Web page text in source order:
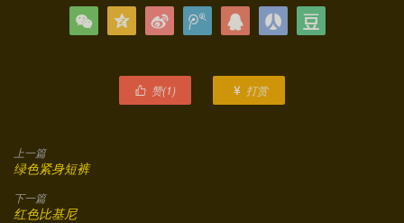
      
 赞(1)  打赏
上一篇
绿色紧身短裤
下一篇
红色比基尼